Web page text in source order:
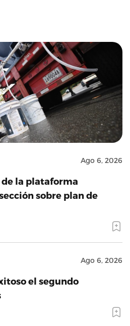
Ago 6, 2026
la plataforma
sobre plan de
Ago 6, 2026
el segundo